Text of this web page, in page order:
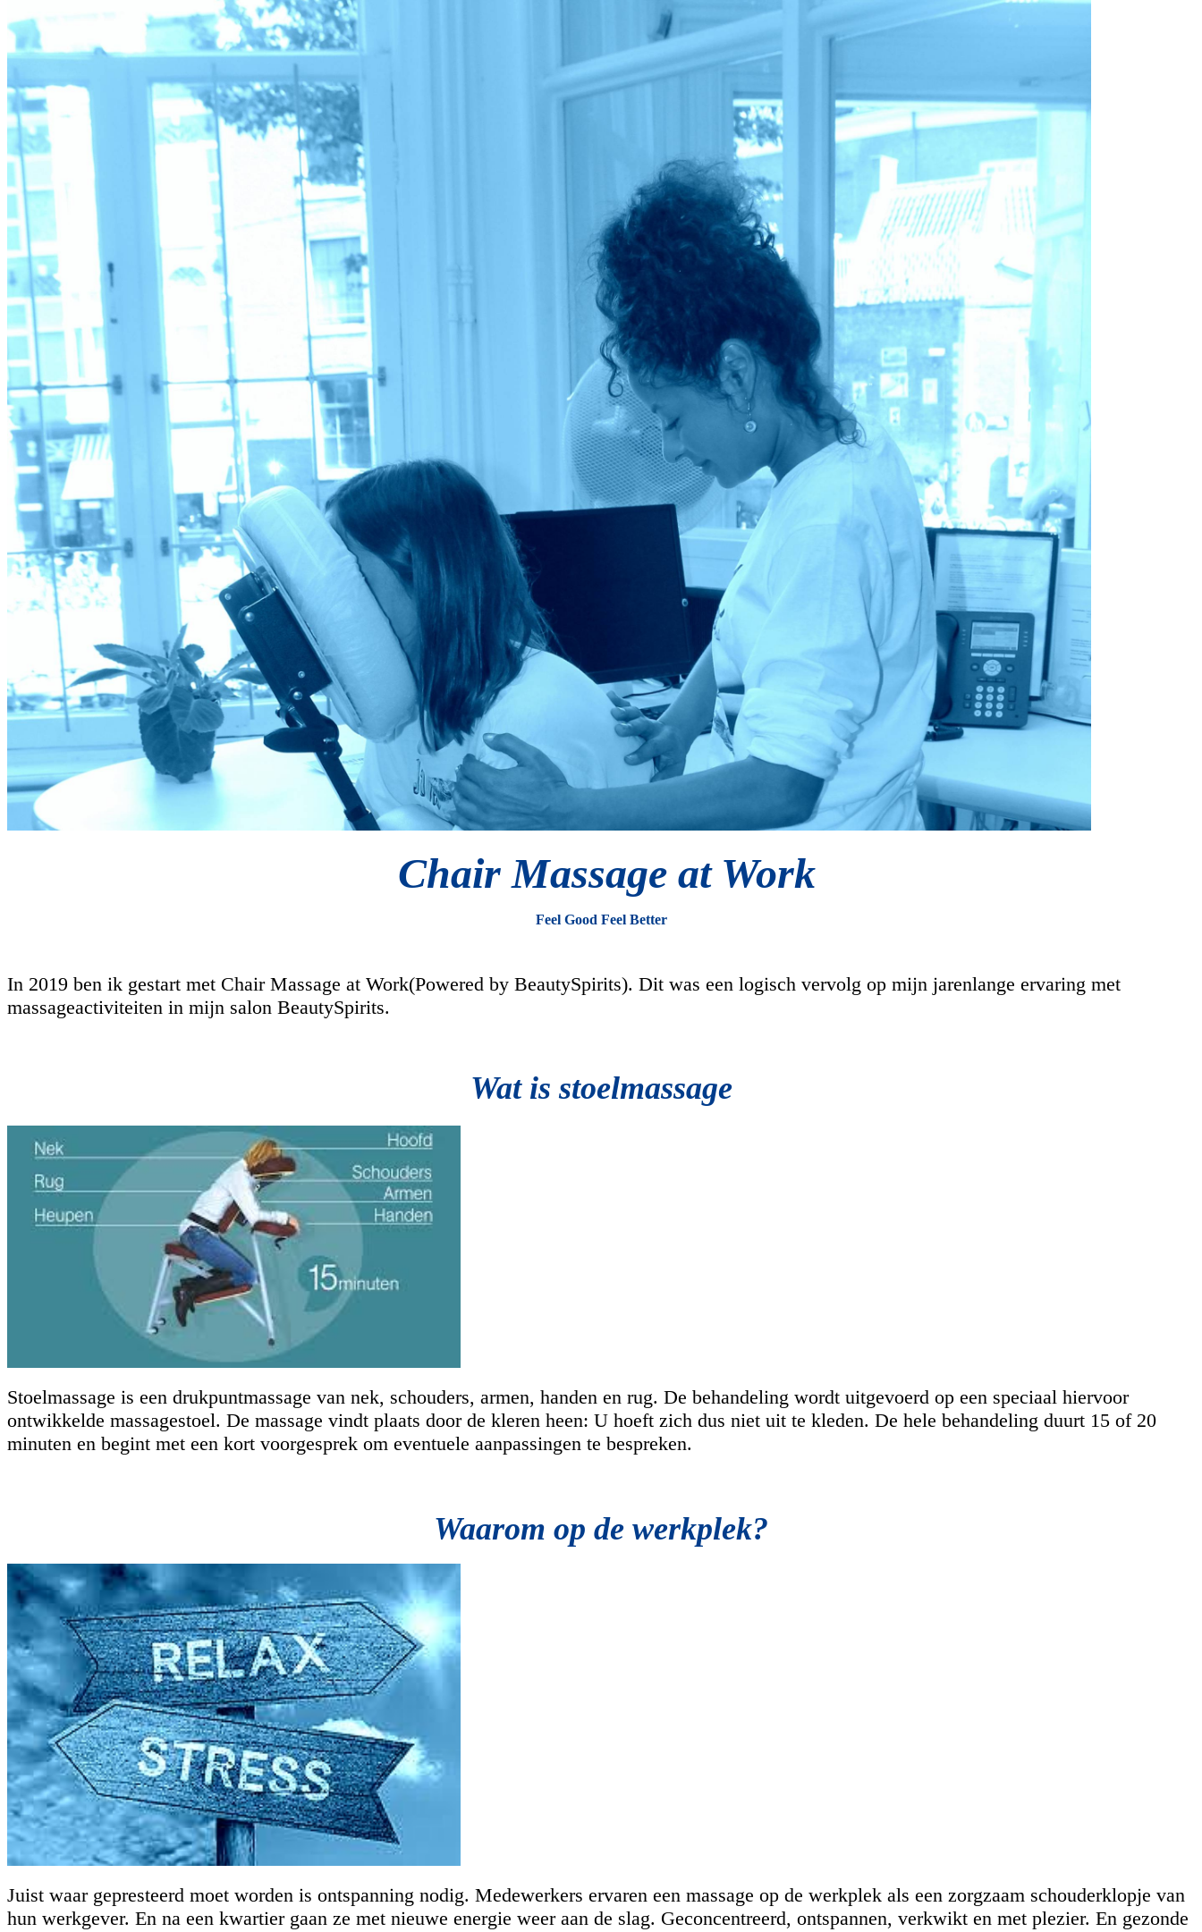
Chair Massage at Work
Feel Good Feel Better
In 2019 ben ik gestart met Chair Massage at Work(Powered by BeautySpirits). Dit was een logisch vervolg op mijn jarenlange ervaring met
massageactiviteiten in mijn salon BeautySpirits.
Wat is stoelmassage
Stoelmassage is een drukpuntmassage van nek, schouders, armen, handen en rug. De behandeling wordt uitgevoerd op een speciaal hiervoor
ontwikkelde massagestoel. De massage vindt plaats door de kleren heen: U hoeft zich dus niet uit te kleden. De hele behandeling duurt 15 of 20
minuten en begint met een kort voorgesprek om eventuele aanpassingen te bespreken.
Waarom op de werkplek?
Juist waar gepresteerd moet worden is ontspanning nodig. Medewerkers ervaren een massage op de werkplek als een zorgzaam schouderklopje van
hun werkgever. En na een kwartier gaan ze met nieuwe energie weer aan de slag. Geconcentreerd, ontspannen, verkwikt en met plezier. En gezonde